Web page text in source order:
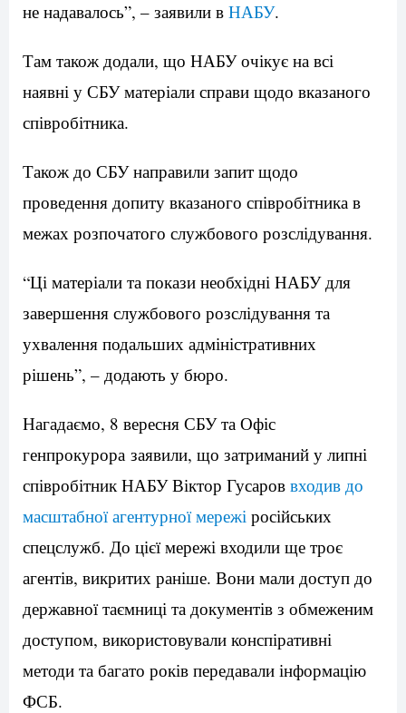
не надавалось”, – заявили в НАБУ.
Там також додали, що НАБУ очікує на всі
наявні у СБУ матеріали справи щодо вказаного
співробітника.
Також до СБУ направили запит щодо
проведення допиту вказаного співробітника в
межах розпочатого службового розслідування.
“Ці матеріали та покази необхідні НАБУ для
завершення службового розслідування та
ухвалення подальших адміністративних
рішень”, – додають у бюро.
Нагадаємо, 8 вересня СБУ та Офіс
генпрокурора заявили, що затриманий у липні
співробітник НАБУ Віктор Гусаров входив до
масштабної агентурної мережі російських
спецслужб. До цієї мережі входили ще троє
агентів, викритих раніше. Вони мали доступ до
державної таємниці та документів з обмеженим
доступом, використовували конспіративні
методи та багато років передавали інформацію
ФСБ.